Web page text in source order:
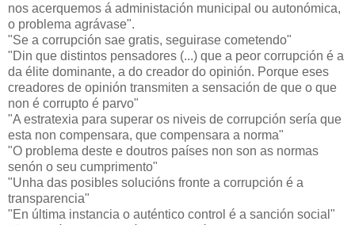
nos acerquemos á administación municipal ou autonómica,
o problema agrávase".
"Se a corrupción sae gratis, seguirase cometendo"
"Din que distintos pensadores (...) que a peor corrupción é a
da élite dominante, a do creador do opinión. Porque eses
creadores de opinión transmiten a sensación de que o que
non é corrupto é parvo"
"A estratexia para superar os niveis de corrupción sería que
esta non compensara, que compensara a norma"
"O problema deste e doutros países non son as normas
senón o seu cumprimento"
"Unha das posibles solucións fronte a corrupción é a
transparencia"
"En última instancia o auténtico control é a sanción social"